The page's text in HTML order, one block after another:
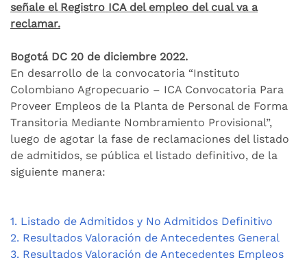
señale el Registro ICA del empleo del cual va a
reclamar.
Bogotá DC 20 de diciembre 2022.
En desarrollo de la convocatoria “Instituto
Colombiano Agropecuario – ICA Convocatoria Para
Proveer Empleos de la Planta de Personal de Forma
Transitoria Mediante Nombramiento Provisional”,
luego de agotar la fase de reclamaciones del listado
de admitidos, se pública el listado definitivo, de la
siguiente manera:
1. Listado de Admitidos y No Admitidos Definitivo
2. Resultados Valoración de Antecedentes General
3. Resultados Valoración de Antecedentes Empleos